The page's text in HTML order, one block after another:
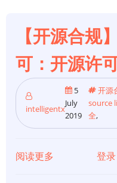
阶
段
（7)：
识
决
定
【开源合规
可：开源许
intelligentx
5
July
2019
开源
source
全,
阅读更多 登录